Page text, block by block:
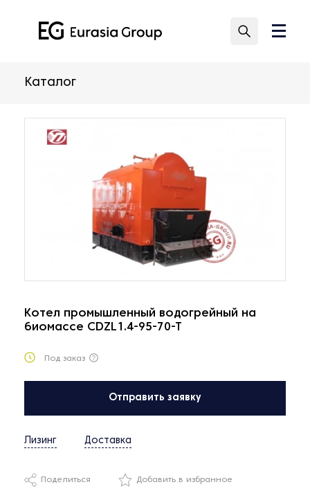
Каталог
Котел промышленный водогрейный на
биомассе CDZL1.4-95-70-T
Под заказ
Отправить заявку
Лизинг Доставка
Поделиться Добавить в избранное